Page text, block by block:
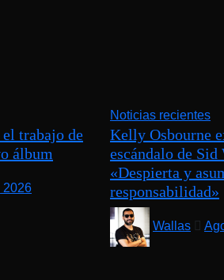
trabajo de
álbum
2026
Noticias recientes
Kelly Osbourne
escándalo de Sid
«Despierta y
responsabilidad»
Wallas